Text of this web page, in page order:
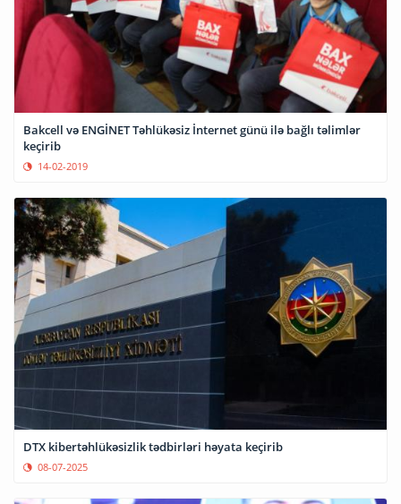
Bakcell və ENGİNET Təhlükəsiz İnternet günü ilə bağlı təlimlər
keçirib
14-02-2019
DTX kibertəhlükəsizlik tədbirləri həyata keçirib
08-07-2025